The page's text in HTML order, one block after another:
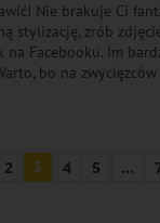
Nie brakuje Ci
stylizację, zrób
na Facebooku. Im
bo na zwycięzców
2 3 4 5 ...